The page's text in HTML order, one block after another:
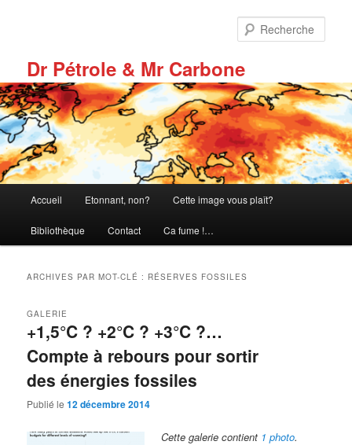
Dr Pétrole & Mr Carbone
principal
Accueil Etonnant, non? Cette image vous plaît?
Bibliothèque Contact Ca fume !…
ARCHIVES PAR MOT-CLÉ : RÉSERVES FOSSILES
+1,5°C ? +2°C ? +3°C ?…
Compte à rebours pour sortir
des énergies fossiles
GALERIE
Publié le12 décembre 2014
Cette galerie contient 1 photo.